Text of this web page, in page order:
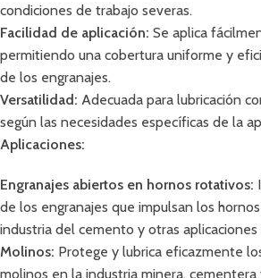
condiciones de trabajo severas.
Facilidad de aplicación: Se aplica
permitiendo una cobertura uniforme y
de los engranajes.
Versatilidad: Adecuada para lubricación
según las necesidades específicas de la
Aplicaciones:
Engranajes abiertos en hornos rotativos:
de los engranajes que impulsan los
industria del cemento y otras aplicaciones
Molinos: Protege y lubrica eficazmente
molinos en la industria minera,